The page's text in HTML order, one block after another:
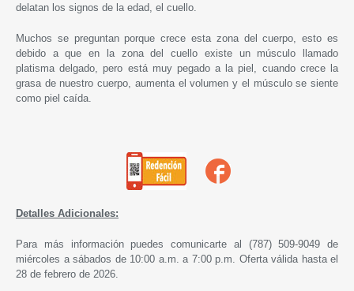
delatan los signos de la edad, el cuello.
Muchos se preguntan porque crece esta zona del cuerpo, esto es
debido a que en la zona del cuello existe un músculo llamado
platisma delgado, pero está muy pegado a la piel, cuando crece la
grasa de nuestro cuerpo, aumenta el volumen y el músculo se siente
como piel caída.
Detalles Adicionales:
Para más información puedes comunicarte al (787) 509-9049 de
miércoles a sábados de 10:00 a.m. a 7:00 p.m. Oferta válida hasta el
28 de febrero de 2026.